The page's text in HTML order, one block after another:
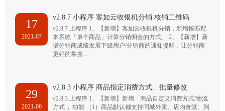
17
2021-07
v2.8.7 小程序 客如云收银机分销 核销二维码
v2.8.7 上程序 1、【新增】客如云收银机分销，新增按匹配
本系统「单个商品」计算分销佣金的方式。 2、【新增】新
增分销商成绩发展下级用户/分销商的通知提醒，让分销商
更好的掌握…
29
2021-06
v2.8.3 小程序 商品指定消费方式、批量修改
v2.8.3 上程序 1、【新增】新增「商品自定义消费方式/物流
方式 」功能 （1）商品默认都支持同城外卖、店内食堂、到